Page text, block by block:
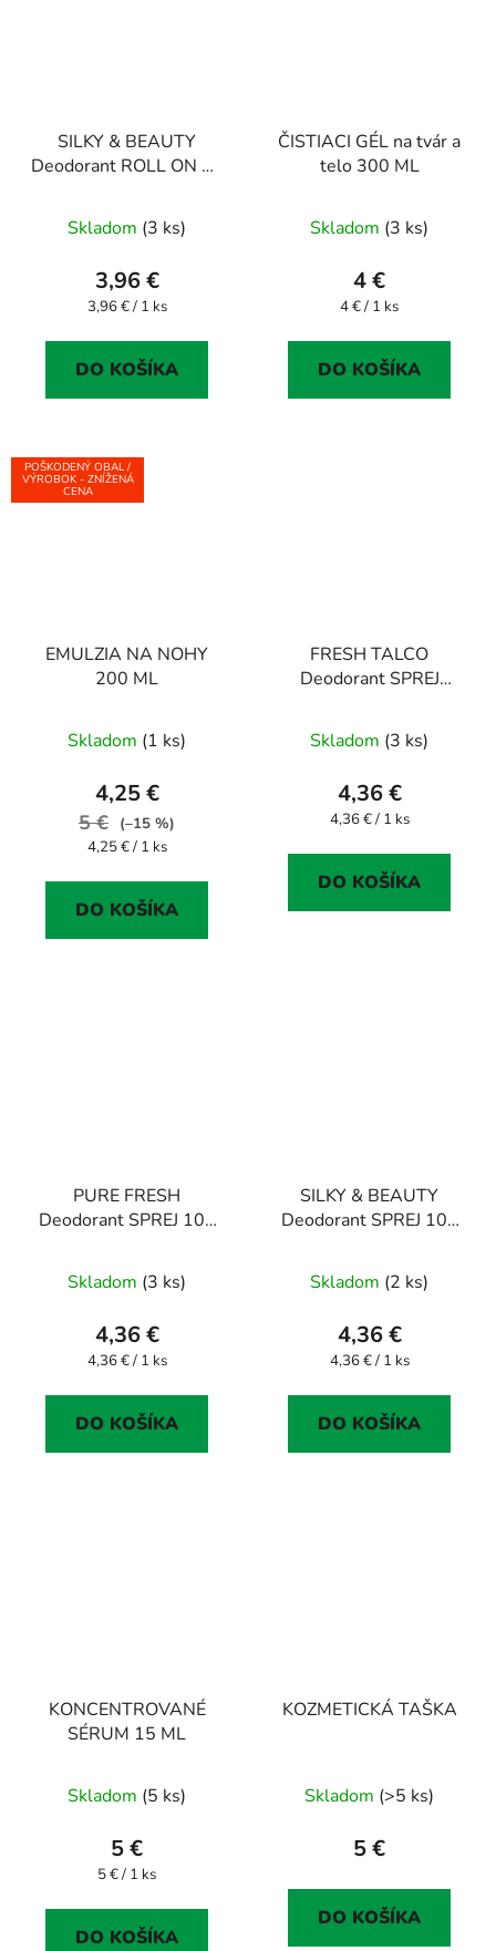
SILKY & BEAUTY
Deodorant ROLL ON 50
Skladom (3 ks)
3,96 €
Jednotková
3,96 € / 1 ks
DO KOŠÍKA
ČISTIACI GÉL na tvár a
telo 300 ML
hodnotenie
produktu
je
z
Skladom (3 ks)
4 €
Jednotková
4 € / 1 ks
DO KOŠÍKA
POŠKODENÝ OBAL /
VÝROBOK - ZNÍŽENÁ
CENA
EMULZIA NA NOHY
200 ML
Skladom (1 ks)
4,25 €
5 €
(–15 %)
Jednotková
4,25 € / 1 ks
DO KOŠÍKA
FRESH TALCO
Deodorant SPREJ
Skladom (3 ks)
4,36 €
Jednotková
4,36 € / 1 ks
DO KOŠÍKA
PURE FRESH
Deodorant SPREJ 100
Skladom (3 ks)
4,36 €
Jednotková
4,36 € / 1 ks
DO KOŠÍKA
SILKY & BEAUTY
Deodorant SPREJ 100
Skladom (2 ks)
4,36 €
Jednotková
4,36 € / 1 ks
DO KOŠÍKA
KONCENTROVANÉ
SÉRUM 15 ML
Skladom (5 ks)
5 €
Jednotková
5 € / 1 ks
DO KOŠÍKA
KOZMETICKÁ TAŠKA
Skladom (>5 ks)
5 €
DO KOŠÍKA